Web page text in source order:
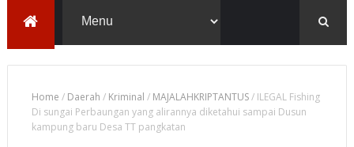
Home / Daerah / Kriminal / MAJALAHKRIPTANTUS/ ILEGAL Fishing
Di sungai Perbaungan yang alirannya diketahui sampai Dusun
kampung baru Desa TT pangkatan